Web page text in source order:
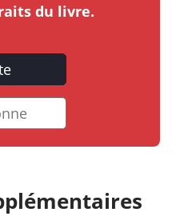
du livre.